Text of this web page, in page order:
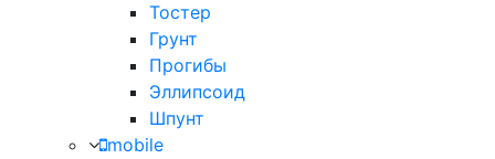
Тостер
Грунт
Прогибы
Эллипсоид
Шпунт
mobile